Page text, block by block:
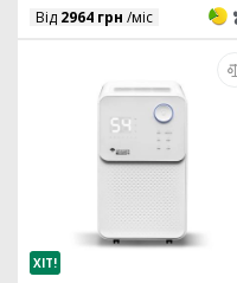
Від 2964 грн /міс 3
ХІТ!